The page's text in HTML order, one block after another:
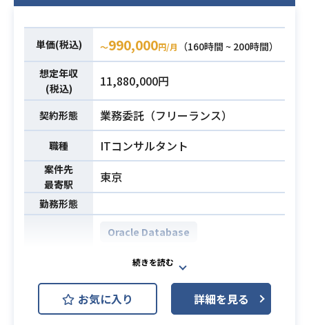
業務内容
急成長メディアを開発するAndroidエ
ンジニアを募集します。 自らが最高
のユーザ体験を生み出せるようサー
ビスレベルから創造し、開発してい
くことが求められます。 大変ですが
その分やりがいのある仕事です。
＜具体的な業務内容＞
・自社メディアのAndroidアプリの開
発、運用
・他チームとの仕様検討、作成
・既存機能の改善、新機能の開発
・内製ソフトウェア
・アジャイルソフトウェア開発（チ
取捨選択していきます）
・テスト駆動開発、ドメイン駆動開
・高度なiOS/Androidアプリケーショ
単価(税込) 〜990,000円/月
（160時間 ~ 200時間）
想定年収
(税込)
11,880,000円
契約形態 業務委託（フリーランス）
職種 ITコンサルタント
案件先
最寄駅
東京
勤務形態
Oracle Database
Apache Tomcat
Microsoft PowerPoint
グループ全社で実施しているVDI導入
お気に入り 詳細を見る